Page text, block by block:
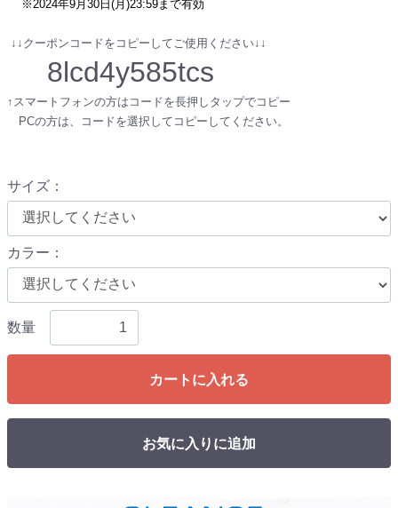
※2024年9月30日(月)23:59まで有効
↓↓クーポンコードをコピーしてご使用ください↓↓
8lcd4y585tcs
↑スマートフォンの方はコードを長押しタップでコピー
PCの方は、コードを選択してコピーしてください。
サイズ ：
カラー ：
数量
カートに入れる
お気に入りに追加